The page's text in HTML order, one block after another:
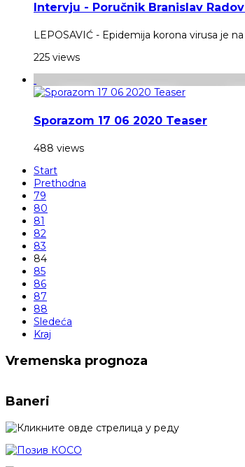
Intervju - Poručnik Branislav
LEPOSAVIĆ - Epidemija korona virusa je
225 views
Sporazom 17 06 2020 Teaser
488 views
Start
Prethodna
79
80
81
82
83
84
85
86
87
88
Sledeća
Kraj
Vremenska prognoza
Baneri